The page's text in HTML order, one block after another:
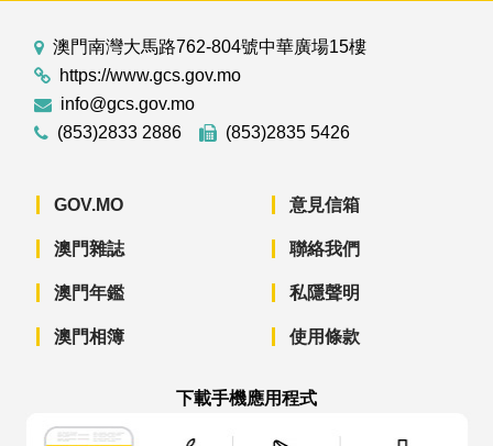
澳門南灣大馬路762-804號中華廣場15樓
https://www.gcs.gov.mo
info@gcs.gov.mo
(853)2833 2886
(853)2835 5426
GOV.MO
澳門雜誌
澳門年鑑
澳門相簿
意見信箱
聯絡我們
私隱聲明
使用條款
下載手機應用程式